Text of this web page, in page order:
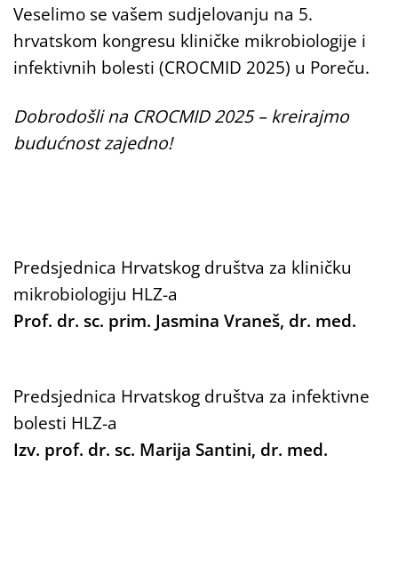
Veselimo se vašem sudjelovanju na 5.
hrvatskom kongresu kliničke mikrobiologije i
infektivnih bolesti (CROCMID 2025) u Poreču.
Dobrodošli na CROCMID 2025 – kreirajmo
budućnost zajedno!
Predsjednica Hrvatskog društva za kliničku
mikrobiologiju HLZ-a
Prof. dr. sc. prim. Jasmina Vraneš, dr. med.
Predsjednica Hrvatskog društva za infektivne
bolesti HLZ-a
Izv. prof. dr. sc. Marija Santini, dr. med.